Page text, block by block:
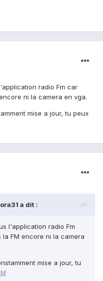
radio Fm car
ni la camera en vga.
mise a jour, tu peux
a dit :
l'application radio Fm
FM encore ni la camera
mise a jour, tu